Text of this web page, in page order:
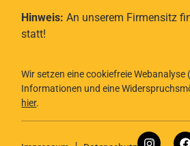
Hinweis: An unserem Firmensitz
statt!
Wir setzen eine cookiefreie Webanalyse
Informationen und eine
hier.